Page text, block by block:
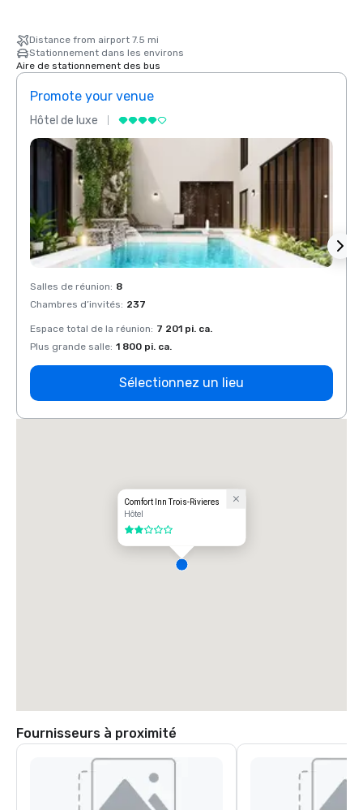
Distance from airport 7.5 mi
Stationnement dans les environs
Aire de stationnement des bus
Promote your venue
Hôtel de luxe
Salles de réunion: 8
Chambres d’invités: 237
Espace total de la réunion: 7 201 pi. ca.
Plus grande salle: 1 800 pi. ca.
Sélectionnez un lieu
Comfort Inn Trois-Rivieres
Hôtel
2 sur 5
Fournisseurs à proximité